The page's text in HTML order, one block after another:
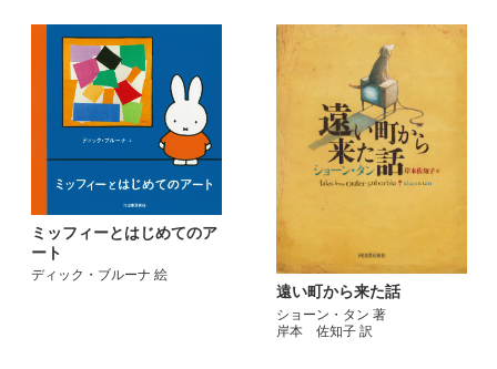
ミッフィーとはじめてのア
ート
ディック・ブルーナ 絵
遠い町から来た話
ショーン・タン 著
岸本 佐知子 訳